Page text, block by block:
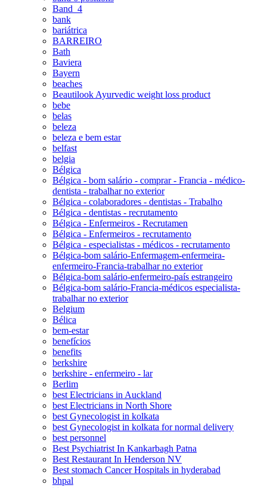
Band_4
bank
bariátrica
BARREIRO
Bath
Baviera
Bayern
beaches
Beautilook Ayurvedic weight loss product
bebe
belas
beleza
beleza e bem estar
belfast
belgia
Bélgica
Bélgica - bom salário - comprar - Francia - médico-
dentista - trabalhar no exterior
Bélgica - colaboradores - dentistas - Trabalho
Bélgica - dentistas - recrutamento
Bélgica - Enfermeiros - Recrutamen
Bélgica - Enfermeiros - recrutamento
Bélgica - especialistas - médicos - recrutamento
Bélgica-bom salário-Enfermagem-enfermeira-
enfermeiro-Francia-trabalhar no exterior
Bélgica-bom salário-enfermeiro-país estrangeiro
Bélgica-bom salário-Francia-médicos especialista-
trabalhar no exterior
Belgium
Bélica
bem-estar
benefícios
benefits
berkshire
berkshire - enfermeiro - lar
Berlim
best Electricians in Auckland
best Electricians in North Shore
best Gynecologist in kolkata
best Gynecologist in kolkata for normal delivery
best personnel
Best Psychiatrist In Kankarbagh Patna
Best Restaurant In Henderson NV
Best stomach Cancer Hospitals in hyderabad
bhpal